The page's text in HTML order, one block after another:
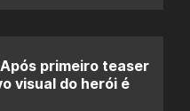
primeiro teaser
visual do herói é